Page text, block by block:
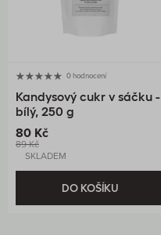
0 hodnocení
Kandysový cukr v sáčku -
bílý, 250 g
80 Kč
89 Kč
SKLADEM
DO KOŠÍKU